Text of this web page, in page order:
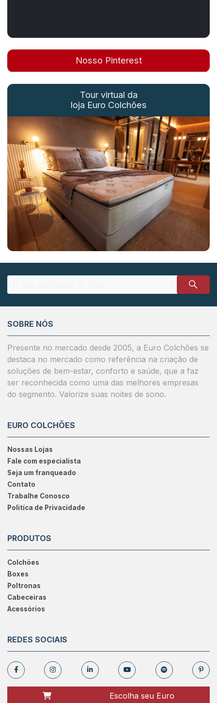
Nosso Pinterest
Tour virtual da
loja Euro Colchões
SOBRE NÓS
Presente no mercado desde 2005, a Euro Colchões se
destaca no mercado como referência na criação de
soluções de bem-estar, conforto e saúde, que a faz
ser reconhecida como uma das melhores empresas
do segmento. Valorize suas noites de sono.
EURO COLCHÕES
Nossas Lojas
Fale com especialista
Seja um franqueado
Contato
Trabalhe Conosco
Politíca de Privacidade
PRODUTOS
Colchões
Boxes
Poltronas
Cabeceiras
Acessórios
REDES SOCIAIS
Escolha seu Euro